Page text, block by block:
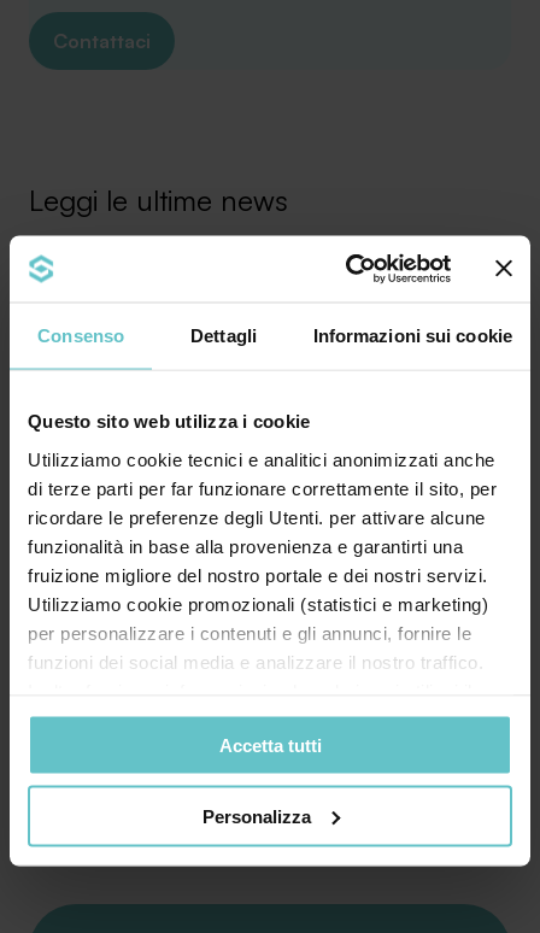
Consenso Dettagli Informazioni sui cookie
Questo sito web utilizza i cookie
Utilizziamo cookie tecnici e analitici anonimizzati anche
di terze parti per far funzionare correttamente il sito, per
ricordare le preferenze degli Utenti. per attivare alcune
funzionalità in base alla provenienza e garantirti una
fruizione migliore del nostro portale e dei nostri servizi.
Utilizziamo cookie promozionali (statistici e marketing)
per personalizzare i contenuti e gli annunci, fornire le
funzioni dei social media e analizzare il nostro traffico.
nostro sito ai nostri partner che si occupano di analisi dei
dati web, pubblicità e social media, i quali potrebbero
combinarle con altre informazioni che hai fornito loro o
che hanno raccolto in base al tuo utilizzo dei loro servizi.
cookie potranno essere implementati ad esclusione di
sito. Cliccando su “ACCETTA TUTTI” invece accetterai di
Accetta tutti
Personalizza
Contattaci
Leggi le ultime news
PNRR: quando e come si può
cumulare con altre agevolazioni
In questo nuovo episodio il nostro Centro Studi
ha scelto di approfondire per voi il tema della
cumu...